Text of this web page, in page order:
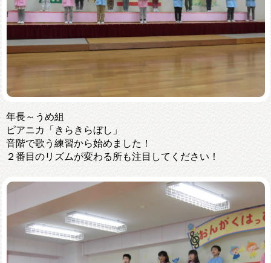
年長～うめ組
ピアニカ「きらきらぼし」
音階で歌う練習から始めました！
２番目のリズムが変わる所も注目してください！